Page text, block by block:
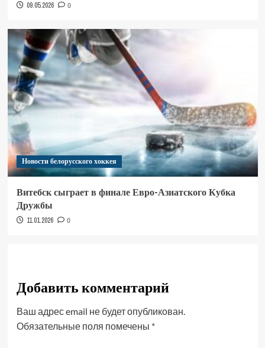
09.05.2026 0
Новости белорусского хоккея
Витебск сыграет в финале Евро-Азиатского Кубка
Дружбы
11.01.2026 0
Добавить комментарий
Ваш адрес email не будет опубликован.
Обязательные поля помечены *